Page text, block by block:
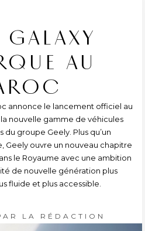
GALAXY
AU
annonce le lancement officiel au
nouvelle gamme de véhicules
groupe Geely. Plus qu’un
Geely ouvre un nouveau chapitre
le Royaume avec une ambition
de nouvelle génération plus
fluide et plus accessible.
LA RÉDACTION